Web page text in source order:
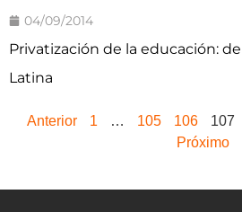
04/09/2014
Privatización de la educación:
Latina
Anterior 1 … 105 106 107
Próximo